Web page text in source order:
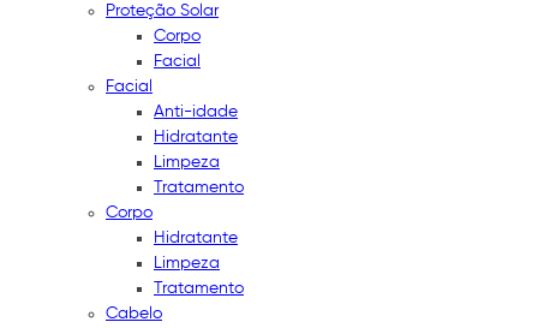
Proteção Solar
Corpo
Facial
Facial
Anti-idade
Hidratante
Limpeza
Tratamento
Corpo
Hidratante
Limpeza
Tratamento
Cabelo